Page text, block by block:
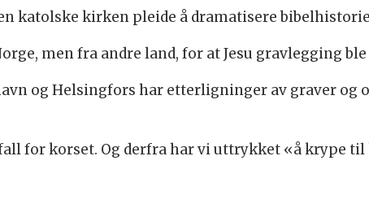
katolske kirken pleide å dramatisere
men fra andre land, for at Jesu gravlegging
og Helsingfors har etterligninger av graver og
for korset. Og derfra har vi uttrykket «å krype til